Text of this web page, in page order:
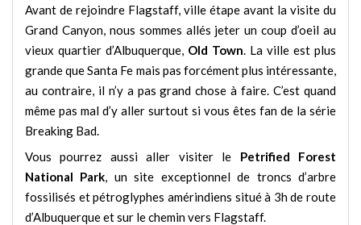
Avant de rejoindre Flagstaff, ville étape avant la visite du
Grand Canyon, nous sommes allés jeter un coup d’oeil au
vieux quartier d’Albuquerque, Old Town. La ville est plus
grande que Santa Fe mais pas forcément plus intéressante,
au contraire, il n’y a pas grand chose à faire. C’est quand
même pas mal d’y aller surtout si vous êtes fan de la série
Breaking Bad.
Vous pourrez aussi aller visiter le Petrified Forest
National Park, un site exceptionnel de troncs d’arbre
fossilisés et pétroglyphes amérindiens situé à 3h de route
d’Albuquerque et sur le chemin vers Flagstaff.